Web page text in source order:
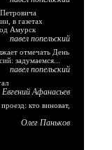
в газетах
Амурск
павел попельский
отмечать День
задумаемся...
павел попельский
Евгений Афанасьев
кто виноват,
Олег Паньков